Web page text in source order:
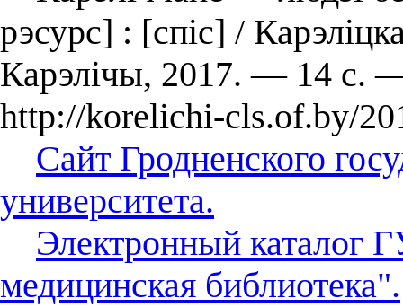
рэсурс] : [спіс] /
Карэлічы, 2017. — 14 с.
http://korelichi-cls.of.by/
Сайт Гродненского
университета.
Электронный каталог
медицинская библиотека".